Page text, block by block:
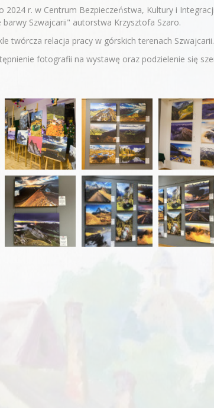
r. w Centrum Bezpieczeństwa, Kultury i Integracji
Szwajcarii" autorstwa Krzysztofa Szaro.
twórcza relacja pracy w górskich terenach Szwajcarii.
fotografii na wystawę oraz podzielenie się